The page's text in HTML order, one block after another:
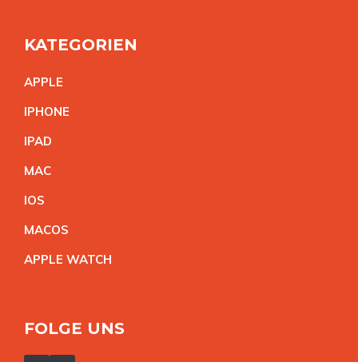
KATEGORIEN
APPLE
IPHONE
IPAD
MAC
IOS
MACOS
APPLE WATCH
FOLGE UNS